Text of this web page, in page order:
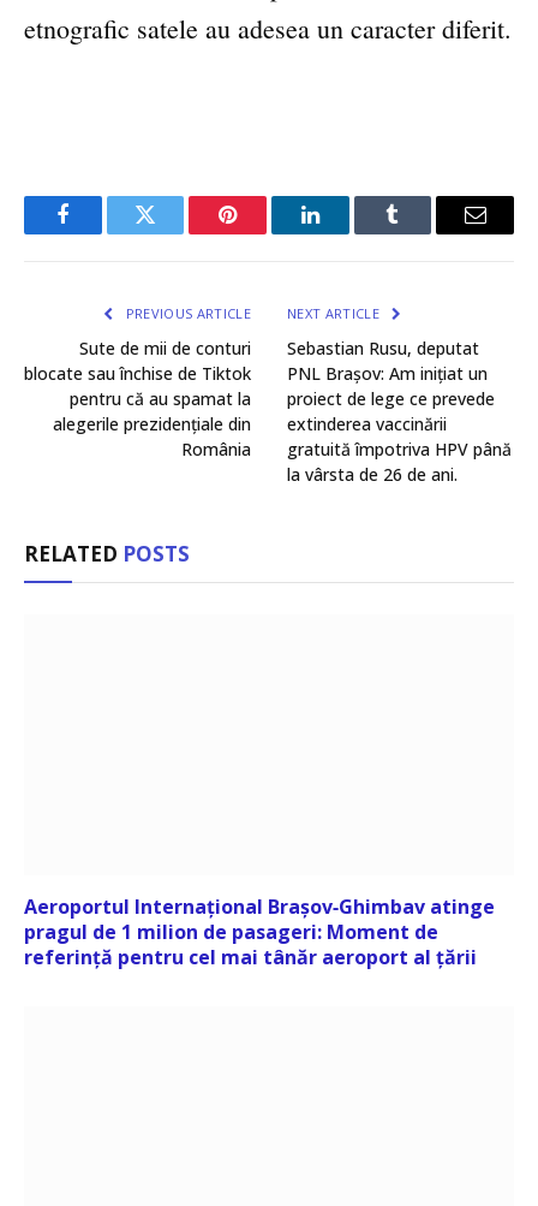
etnografic satele au adesea un caracter diferit.
FacebookTwitter Pinterest LinkedInTumblr Email
PREVIOUS ARTICLE
Sute de mii de conturi
blocate sau închise de Tiktok
pentru că au spamat la
alegerile prezidențiale din
România
NEXT ARTICLE
Sebastian Rusu, deputat
PNL Brașov: Am inițiat un
proiect de lege ce prevede
extinderea vaccinării
gratuită împotriva HPV până
la vârsta de 26 de ani.
RELATED POSTS
Aeroportul Internațional Brașov‑Ghimbav atinge
pragul de 1 milion de pasageri: Moment de
referință pentru cel mai tânăr aeroport al țării